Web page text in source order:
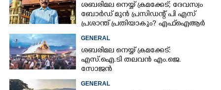
ശബരിമല നെയ്യ് ക്രമക്കേട്; ദേവസ്വം
ബോർഡ് മുൻ പ്രസിഡന്റ് പി എസ്
പ്രശാന്ത് പ്രതിയാകും? എഫ്ഐആർ
GENERAL
ശബരിമല നെയ്യ് ക്രമക്കേട്:
എസ്.ഐ.ടി തലവൻ എം.ജെ.
സോജൻ
GENERAL